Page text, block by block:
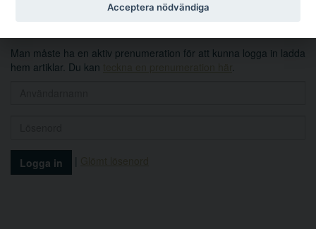
Logga in
Man måste ha en aktiv prenumeration för att kunna logga in ladda
hem artiklar. Du kan
|
Acceptera nödvändiga